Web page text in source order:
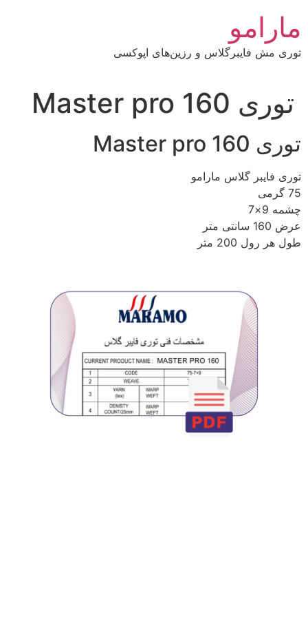
محتوا
مارامو
توری مش فایبرگلاس و رزین‌های اپوکسی
توری Master pro 160
توری Master pro 160
توری فایبر گلاس مارامو
75 گرمی
چشمه 9×7
عرض 160 سانتی متر
طول هر رول 200 متر